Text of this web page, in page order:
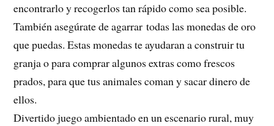
encontrarlo y recogerlos tan rápido como sea posible.
También asegúrate de agarrar todas las monedas de oro
que puedas. Estas monedas te ayudaran a construir tu
granja o para comprar algunos extras como frescos
prados, para que tus animales coman y sacar dinero de
ellos.
Divertido juego ambientado en un escenario rural, muy